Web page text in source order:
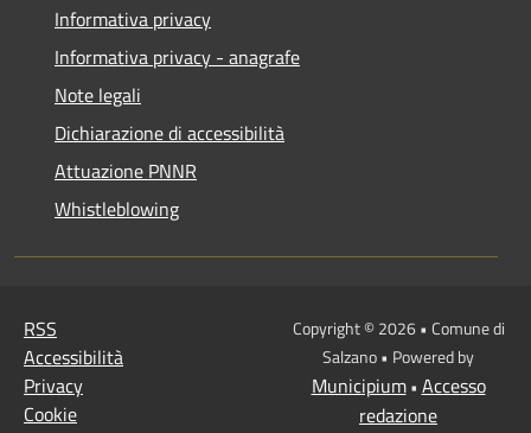
Informativa privacy
Informativa privacy - anagrafe
Note legali
Dichiarazione di accessibilità
Attuazione PNNR
Whistleblowing
RSS
Accessibilità
Privacy
Cookie
Copyright © 2026 • Comune di
Salzano • Powered by
Municipium• Accesso
redazione